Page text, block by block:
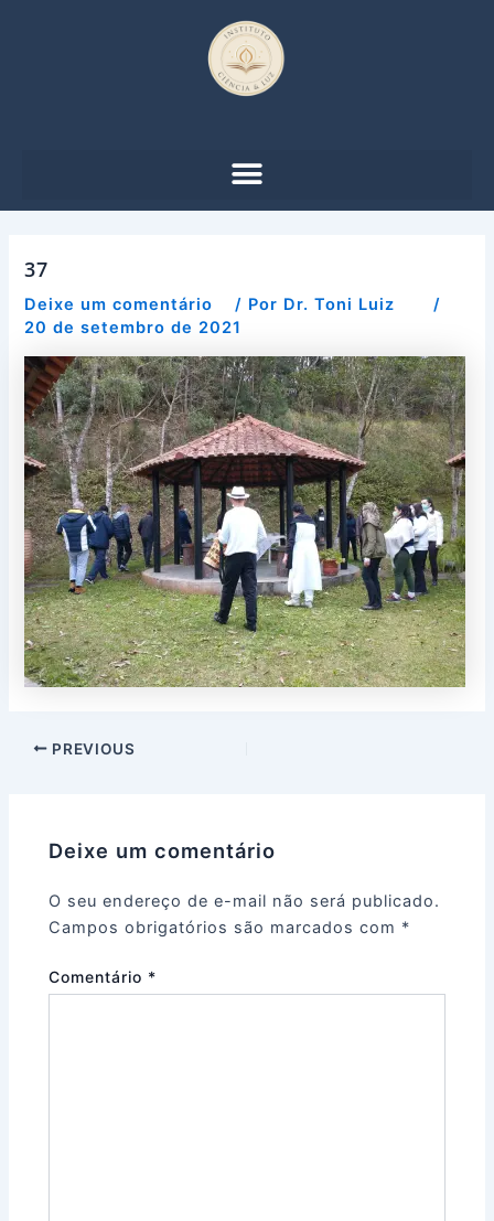
37
Deixe um comentário / Por Dr. Toni Luiz
/
20 de setembro de 2021
PREVIOUS
Deixe um comentário
O seu endereço de e-mail não será publicado.
Campos obrigatórios são marcados com *
Comentário *